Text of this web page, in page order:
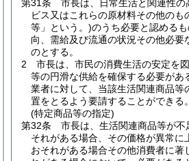
第31条
市長は、日常生活と関連性
ビス又はこれらの原材料その他のも
等」という。)のうち必要と認める
向、需給及び流通の状況その他必要
のとする。
2
市長は、市民の消費生活の安定を
等の円滑な供給を確保する必要があ
業者に対して、当該生活関連商品等
置をとるよう要請することができる。
(特定商品等の指定)
第32条
市長は、生活関連商品等が
それがある場合、その価格が異常に
おそれがある場合その他消費者に著